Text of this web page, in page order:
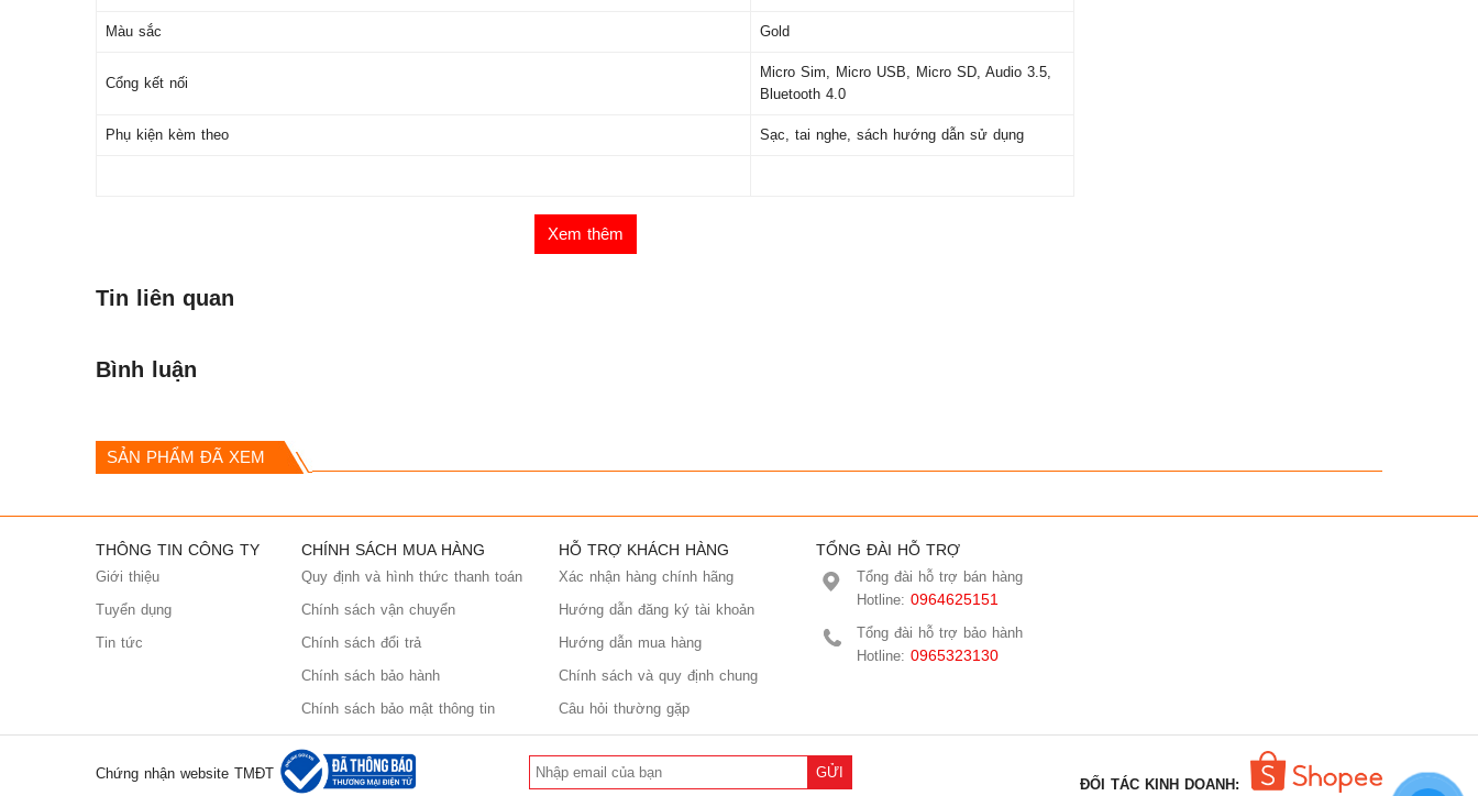
Màu sắc Gold
Cổng kết nối
Micro Sim, Micro USB, Micro SD, Audio 3.5,
Bluetooth 4.0
Phụ kiện kèm theo Sạc, tai nghe, sách hướng dẫn sử dụng
Xem thêm
Tin liên quan
Bình luận
SẢN PHẨM ĐÃ XEM
THÔNG TIN CÔNG TY
Giới thiệu
Tuyển dụng
Tin tức
CHÍNH SÁCH MUA HÀNG
Quy định và hình thức thanh toán
Chính sách vận chuyển
Chính sách đổi trả
Chính sách bảo hành
Chính sách bảo mật thông tin
HỖ TRỢ KHÁCH HÀNG
Xác nhận hàng chính hãng
Hướng dẫn đăng ký tài khoản
Hướng dẫn mua hàng
Chính sách và quy định chung
Câu hỏi thường gặp
TỔNG ĐÀI HỖ TRỢ
Tổng đài hỗ trợ bán hàng
Hotline:0964625151
Tổng đài hỗ trợ bảo hành
Hotline:0965323130
Chứng nhận website TMĐT GỬI
ĐỐI TÁC KINH DOANH: